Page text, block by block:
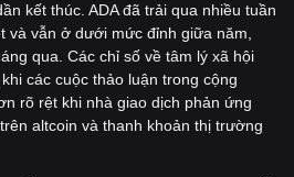
kết thúc. ADA đã trải qua nhiều tuần
và vẫn ở dưới mức đỉnh giữa năm,
qua. Các chỉ số về tâm lý xã hội
các cuộc thảo luận trong cộng
rõ rệt khi nhà giao dịch phản ứng
altcoin và thanh khoản thị trường